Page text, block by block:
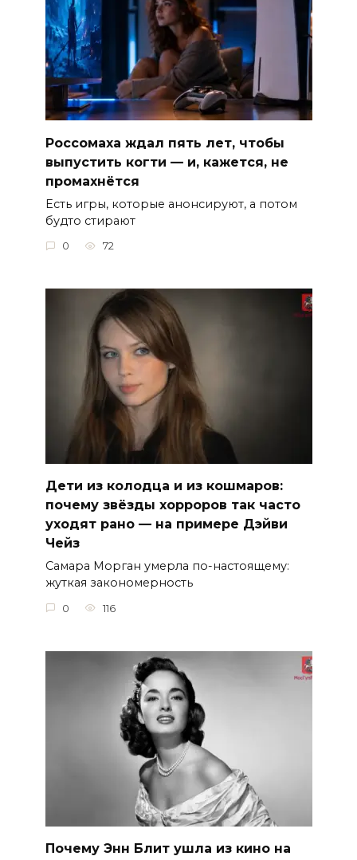
Россомаха ждал пять лет, чтобы
выпустить когти — и, кажется, не
промахнётся
Есть игры, которые анонсируют, а потом
будто стирают
0 72
Дети из колодца и из кошмаров:
почему звёзды хорроров так часто
уходят рано — на примере Дэйви
Чейз
Самара Морган умерла по-настоящему:
жуткая закономерность
0 116
Почему Энн Блит ушла из кино на